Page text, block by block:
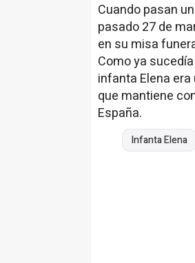
Cuando pasan
pasado 27 de
en su misa
Como ya
infanta Elena
que mantiene
España.
Infanta Elena